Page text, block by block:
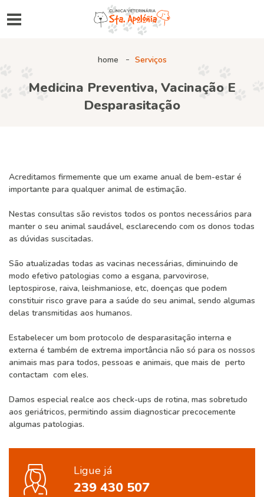
home Serviços
Medicina Preventiva, Vacinação E
Desparasitação
Acreditamos firmemente que um exame anual de bem-estar é
importante para qualquer animal de estimação.
Nestas consultas são revistos todos os pontos necessários para
manter o seu animal saudável, esclarecendo com os donos todas
as dúvidas suscitadas.
São atualizadas todas as vacinas necessárias, diminuindo de
modo efetivo patologias como a esgana, parvovirose,
leptospirose, raiva, leishmaniose, etc, doenças que podem
constituir risco grave para a saúde do seu animal, sendo algumas
delas transmitidas aos humanos.
Estabelecer um bom protocolo de desparasitação interna e
externa é também de extrema importância não só para os nossos
animais mas para todos, pessoas e animais, que mais de perto
contactam com eles.
Damos especial realce aos check-ups de rotina, mas sobretudo
aos geriátricos, permitindo assim diagnosticar precocemente
algumas patologias.
Ligue já
239 430 507